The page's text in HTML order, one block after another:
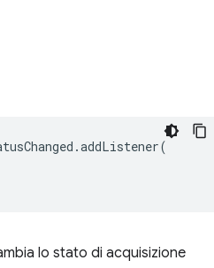
.addListener(
lo stato di acquisizione